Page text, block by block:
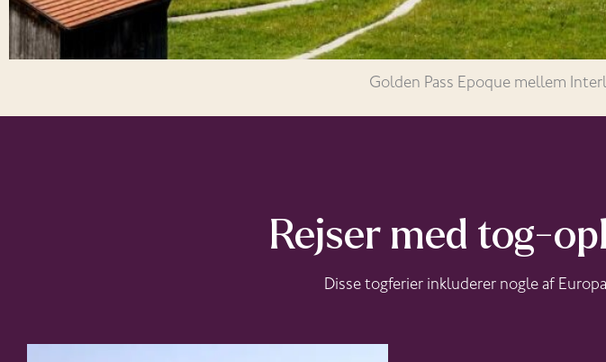
Golden Pass Epoque mellem
Rejser med tog-
Disse togferier inkluderer nogle af